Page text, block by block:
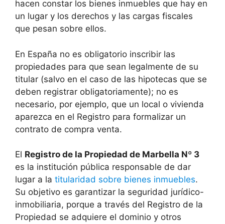
hacen constar los bienes inmuebles que hay en
un lugar y los derechos y las cargas fiscales
que pesan sobre ellos.
En España no es obligatorio inscribir las
propiedades para que sean legalmente de su
titular (salvo en el caso de las hipotecas que se
deben registrar obligatoriamente); no es
necesario, por ejemplo, que un local o vivienda
aparezca en el Registro para formalizar un
contrato de compra venta.
El Registro de la Propiedad de Marbella Nº 3
es la institución pública responsable de dar
lugar a la titularidad sobre bienes inmuebles.
Su objetivo es garantizar la seguridad jurídico-
inmobiliaria, porque a través del Registro de la
Propiedad se adquiere el dominio y otros